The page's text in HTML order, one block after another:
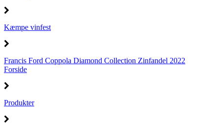
Kæmpe vinfest
Francis Ford Coppola Diamond Collection Zinfandel 2022
Forside
Produkter